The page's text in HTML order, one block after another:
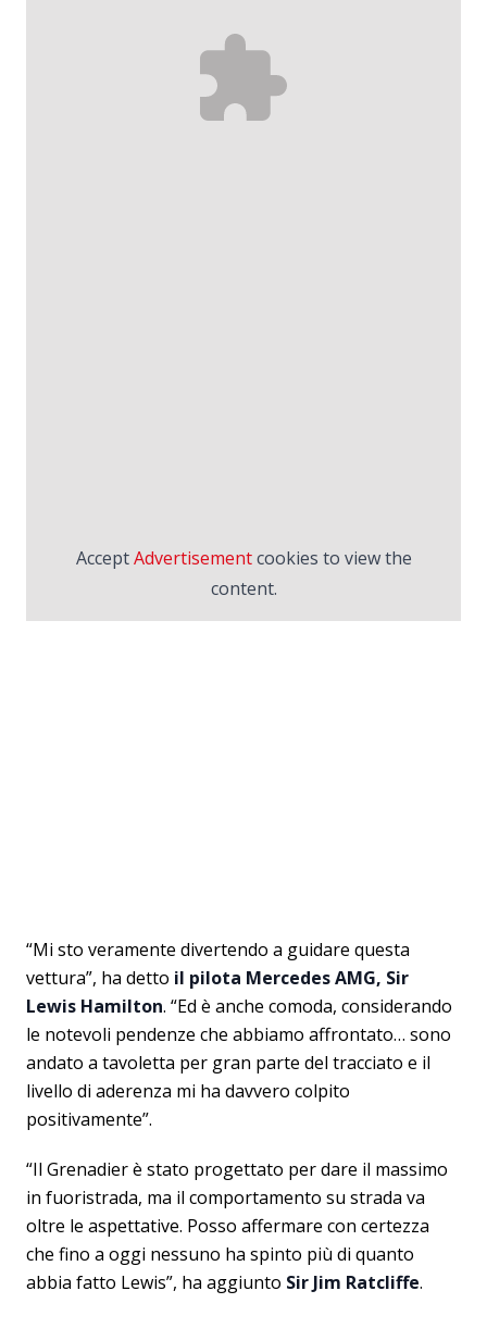
AcceptAdvertisementcookies to view the
content.
“Mi sto veramente divertendo a guidare questa
vettura”, ha detto il pilota Mercedes AMG, Sir
Lewis Hamilton. “Ed è anche comoda, considerando
le notevoli pendenze che abbiamo affrontato… sono
andato a tavoletta per gran parte del tracciato e il
livello di aderenza mi ha davvero colpito
positivamente”.
“Il Grenadier è stato progettato per dare il massimo
in fuoristrada, ma il comportamento su strada va
oltre le aspettative. Posso affermare con certezza
che fino a oggi nessuno ha spinto più di quanto
abbia fatto Lewis”, ha aggiunto Sir Jim Ratcliffe.